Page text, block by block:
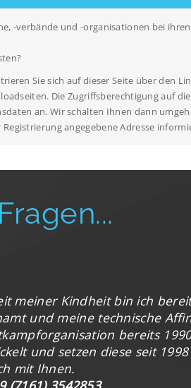
-verbände und -organisationen bei
Sie sich auf dieser Seite über den
Die Zugriffsberechtigung auf
an. Wir schalten Ihnen dann
angegebene Adresse
Fragen...
meiner Kindheit bin ich
und meine technische
bereits
und setzen diese seit
mit Ihnen.